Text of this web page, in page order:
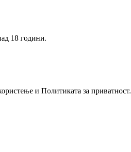
18 години.
и Политиката за приватност.